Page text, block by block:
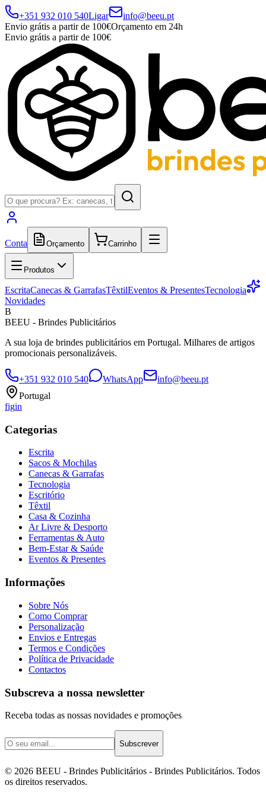
+351 932 010 540Ligar
info@beeu.pt
Envio grátis a partir de 100€Orçamento em 24h
Envio grátis a partir de 100€
Conta Orçamento Carrinho
Produtos
EscritaCanecas & GarrafasTêxtilEventos & PresentesTecnologia
Novidades
B
BEEU - Brindes Publicitários
A sua loja de brindes publicitários em Portugal. Milhares de artigos
promocionais personalizáveis.
+351 932 010 540 WhatsApp
info@beeu.pt
Portugal
figin
Categorias
Escrita
Sacos & Mochilas
Canecas & Garrafas
Tecnologia
Escritório
Têxtil
Casa & Cozinha
Ar Livre & Desporto
Ferramentas & Auto
Bem-Estar & Saúde
Eventos & Presentes
Informações
Sobre Nós
Como Comprar
Personalização
Envios e Entregas
Termos e Condições
Política de Privacidade
Contactos
Subscreva a nossa newsletter
Receba todas as nossas novidades e promoções
Subscrever
© 2026 BEEU - Brindes Publicitários - Brindes Publicitários. Todos
os direitos reservados.